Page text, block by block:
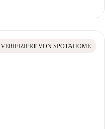
VERIFIZIERT VON SPOTAHOME